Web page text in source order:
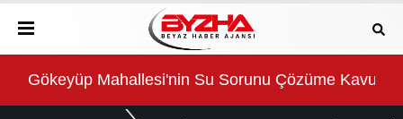
Gökeyüp Mahallesi'nin Su Sorunu Çözüme